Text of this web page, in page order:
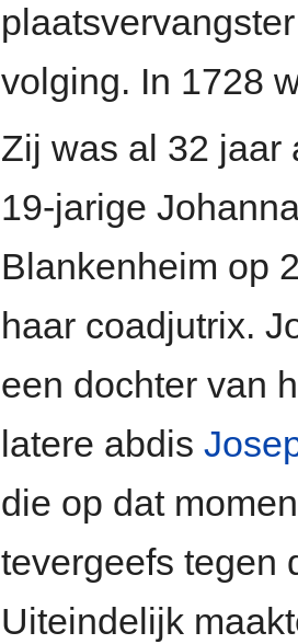
volging. In 1728
Zij was al 32 jaar
19-jarige
Blankenheim op
haar coadjutrix.
een dochter van
latere abdis
die op dat
tevergeefs tegen
Uiteindelijk